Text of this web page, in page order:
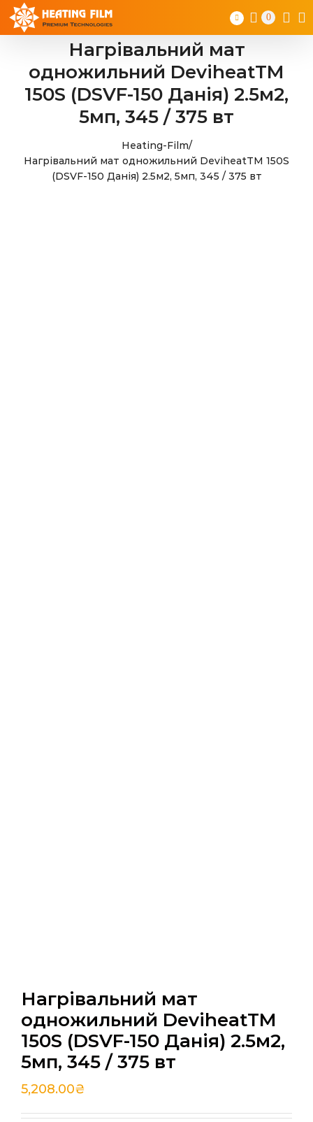
Skip
0
Нагрівальний мат
одножильний DeviheatTM
150S (DSVF-150 Данія) 2.5м2,
5мп, 345 / 375 вт
Heating-Film/
Нагрівальний мат одножильний DeviheatTM 150S
(DSVF-150 Данія) 2.5м2, 5мп, 345 / 375 вт
Нагрівальний мат
одножильний DeviheatTM
150S (DSVF-150 Данія) 2.5м2,
5мп, 345 / 375 вт
5,208.00₴